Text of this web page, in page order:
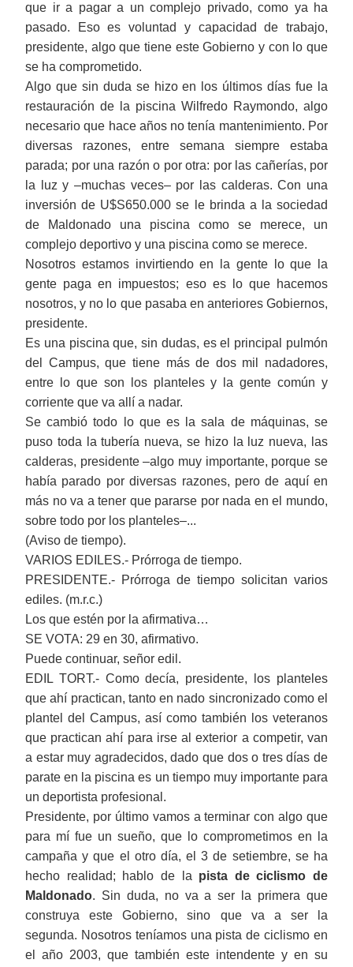
que ir a pagar a un complejo privado, como ya ha
pasado. Eso es voluntad y capacidad de trabajo,
presidente, algo que tiene este Gobierno y con lo que
se ha comprometido.
Algo que sin duda se hizo en los últimos días fue la
restauración de la piscina Wilfredo Raymondo, algo
necesario que hace años no tenía mantenimiento. Por
diversas razones, entre semana siempre estaba
parada; por una razón o por otra: por las cañerías, por
la luz y ‒muchas veces‒ por las calderas. Con una
inversión de U$S650.000 se le brinda a la sociedad
de Maldonado una piscina como se merece, un
complejo deportivo y una piscina como se merece.
Nosotros estamos invirtiendo en la gente lo que la
gente paga en impuestos; eso es lo que hacemos
nosotros, y no lo que pasaba en anteriores Gobiernos,
presidente.
Es una piscina que, sin dudas, es el principal pulmón
del Campus, que tiene más de dos mil nadadores,
entre lo que son los planteles y la gente común y
corriente que va allí a nadar.
Se cambió todo lo que es la sala de máquinas, se
puso toda la tubería nueva, se hizo la luz nueva, las
calderas, presidente ‒algo muy importante, porque se
había parado por diversas razones, pero de aquí en
más no va a tener que pararse por nada en el mundo,
sobre todo por los planteles‒...
(Aviso de tiempo).
VARIOS EDILES.- Prórroga de tiempo.
PRESIDENTE.- Prórroga de tiempo solicitan varios
ediles. (m.r.c.)
Los que estén por la afirmativa…
SE VOTA: 29 en 30, afirmativo.
Puede continuar, señor edil.
EDIL TORT.- Como decía, presidente, los planteles
que ahí practican, tanto en nado sincronizado como el
plantel del Campus, así como también los veteranos
que practican ahí para irse al exterior a competir, van
a estar muy agradecidos, dado que dos o tres días de
parate en la piscina es un tiempo muy importante para
un deportista profesional.
Presidente, por último vamos a terminar con algo que
para mí fue un sueño, que lo comprometimos en la
campaña y que el otro día, el 3 de setiembre, se ha
hecho realidad; hablo de lapista de ciclismo de
Maldonado. Sin duda, no va a ser la primera que
construya este Gobierno, sino que va a ser la
segunda. Nosotros teníamos una pista de ciclismo en
el año 2003, que también este intendente y en su